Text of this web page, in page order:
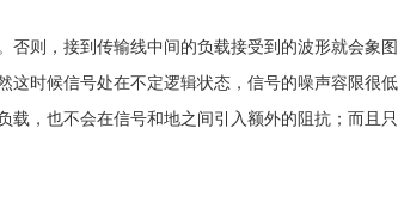
则，接到传输线中间的负载接受到的波形就会象
时候信号处在不定逻辑状态，信号的噪声容限很低
，也不会在信号和地之间引入额外的阻抗；而且